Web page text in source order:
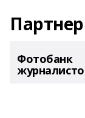
Фотобанк